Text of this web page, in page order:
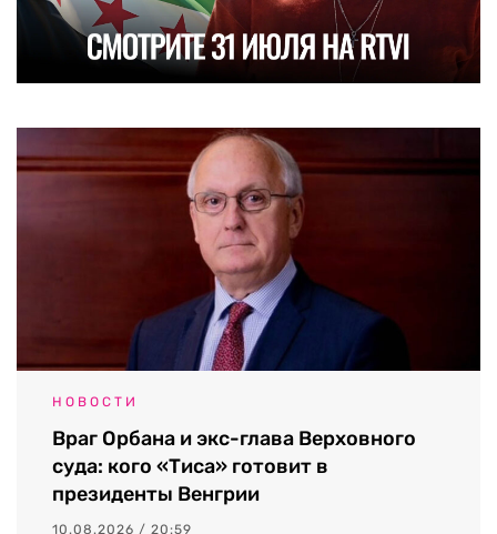
НОВОСТИ
Враг Орбана и экс-глава Верховного
суда: кого «Тиса» готовит в
президенты Венгрии
10.08.2026 / 20:59